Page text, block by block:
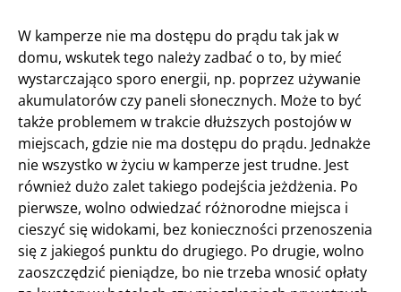
W kamperze nie ma dostępu do prądu tak jak w
domu, wskutek tego należy zadbać o to, by mieć
wystarczająco sporo energii, np. poprzez używanie
akumulatorów czy paneli słonecznych. Może to być
także problemem w trakcie dłuższych postojów w
miejscach, gdzie nie ma dostępu do prądu. Jednakże
nie wszystko w życiu w kamperze jest trudne. Jest
również dużo zalet takiego podejścia jeżdżenia. Po
pierwsze, wolno odwiedzać różnorodne miejsca i
cieszyć się widokami, bez konieczności przenoszenia
się z jakiegoś punktu do drugiego. Po drugie, wolno
zaoszczędzić pieniądze, bo nie trzeba wnosić opłaty